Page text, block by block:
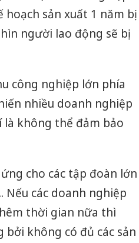
sản xuất 1 năm bị
người lao động sẽ bị
công nghiệp lớn phía
nhiều doanh nghiệp
không thể đảm bảo
cho các tập đoàn lớn
Nếu các doanh nghiệp
thời gian nữa thì
bởi không có đủ các sản